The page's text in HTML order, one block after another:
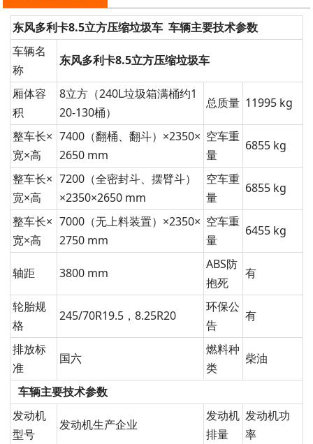
东风多利卡8.5立方压缩垃圾车 车辆主要技术参数
车辆名
称
东风多利卡8.5立方压缩垃圾车
厢体容
积
8立方（240L垃圾箱满桶约1
20-130桶）
总质量 11995 kg
整车长×
宽×高
7400（翻桶、翻斗）×2350×
2650 mm
空车重
量
6855 kg
整车长×
宽×高
7200（全密封斗、摆臂斗）
×2350×2650 mm
空车重
量
6855 kg
整车长×
宽×高
7000（无上料装置）×2350×
2750 mm
空车重
量
6455 kg
轴距 3800 mm
ABS防
抱死
有
轮胎规
格
245/70R19.5，8.25R20
环保公
告
有
排放标
准
国六
燃料种
类
柴油
车辆主要技术参数
发动机
型号
发动机生产企业
发动机
排量
发动机功
率